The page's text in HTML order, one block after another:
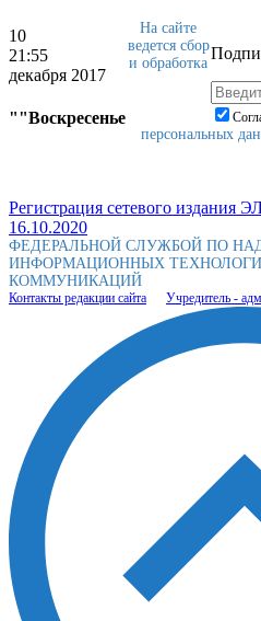
10
21:55
декабря 2017
""Воскресенье
На сайте
ведется сбор
и обработка
персональных
Регистрация сетевого издания
16.10.2020
ФЕДЕРАЛЬНОЙ СЛУЖБОЙ ПО
ИНФОРМАЦИОННЫХ
КОММУНИКАЦИЙ
Контакты редакции сайта Учредитель -